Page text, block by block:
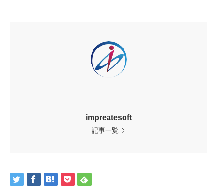
impreatesoft
記事一覧